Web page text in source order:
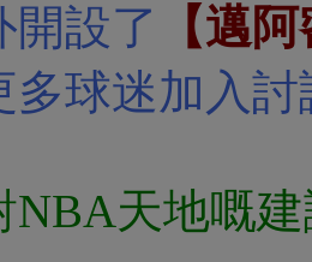
開設了
【邁
多球迷加入
NBA天地嘅